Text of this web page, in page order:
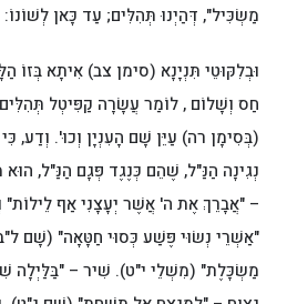
מַשְׂכִּיל", דְּהַיְנוּ תְּהִלִּים; עַד כָּאן לְשׁוֹנוֹ:
וּבְלִקּוּטֵי תִּנְיָנָא (סימן צב) אִיתָא בְּזוֹ
חַס וְשָׁלוֹם , לוֹמַר עֲשָׂרָה קַפִּיטְל
(בְּסִימָן רה) עַיֵּן שָׁם הָעִנְיָן וְכוּ'. וְדַע,
נְגִינָה הַנַּ"ל, שֶׁהֵם כְּנֶגֶד פְּגָם הַנַּ"ל,
– "אֲבָרֵךְ אֶת ה' אֲשֶׁר יְעָצָנִי אַף לֵילוֹת"
"אַשְׁרֵי נְשׂוּי פֶּשַׁע כְּסוּי חַטָּאָה" (שָׁם
מַשְׂכָּלֶת" (מִשְׁלֵי י"ט). שִׁיר – "בַּלַּיְלָה